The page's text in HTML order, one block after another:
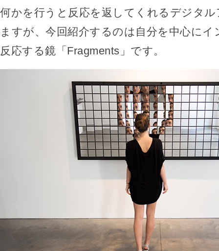
何かを行うと反応を返してくれるデジタ
ますが、今回紹介するのは自分を中心に
反応する鏡「Fragments」です。